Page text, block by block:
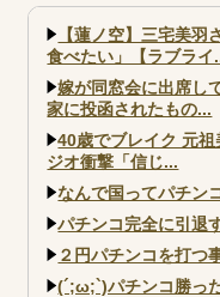
【蓮ノ空】三宅美
食べたい」【ラブライ
嫁が同窓会に出席し
家に投函されたもの...
40歳でブレイク 元
ジオ衝撃「信じ...
なんで国ってパチン
パチンコ完全に引退
２円パチンコを打つ
(´;ω;`)パチンコ勝